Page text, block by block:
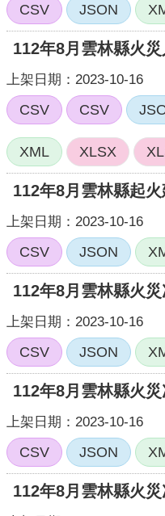
CSV JSON
112年8月雲林縣火
上架日期：2023-10-16
CSV CSV
XML XLSX
112年8月雲林縣起
上架日期：2023-10-16
CSV JSON
112年8月雲林縣火
上架日期：2023-10-16
CSV JSON
112年8月雲林縣火
上架日期：2023-10-16
CSV JSON
112年8月雲林縣火